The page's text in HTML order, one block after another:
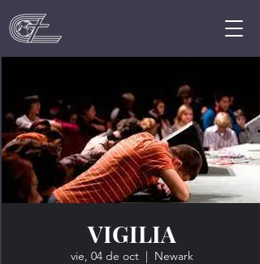
VIGILIA
vie, 04 de oct
  |
Newark